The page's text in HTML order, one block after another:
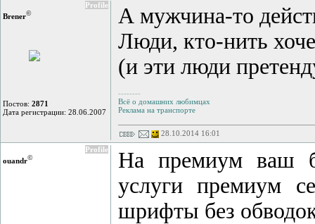
Profile
Brener©
Постов: 2871
Дата регистрации: 28.06.2007
А мужчина-то
Люди, кто-нить
(и эти люди
--------
Всё о домашних любимцах
Реклама на транспорте
28.10.2014 16:01
Profile
ouandr©
На премиум ваш
услуги премиум
шрифты без